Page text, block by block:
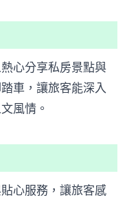
心分享私房景點與
車，讓旅客能深入
風情。
心服務，讓旅客感